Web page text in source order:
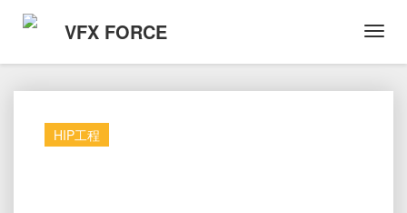
VFX FORCE
HIP工程